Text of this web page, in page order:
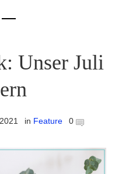
Unser Juli
in Feature 0